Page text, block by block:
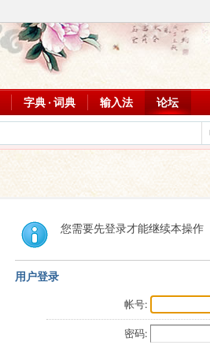
字典 · 词典 输入法 论坛
您需要先登录才能继续本操作
用户登录
帐号:
密码: